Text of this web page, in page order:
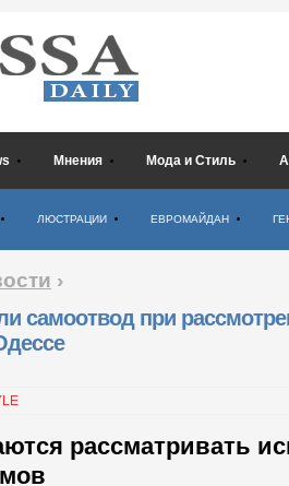
Мнения Мода и Стиль
ЛЮСТРАЦИИ ЕВРОМАЙДАН
›
самоотвод при
рассматривать